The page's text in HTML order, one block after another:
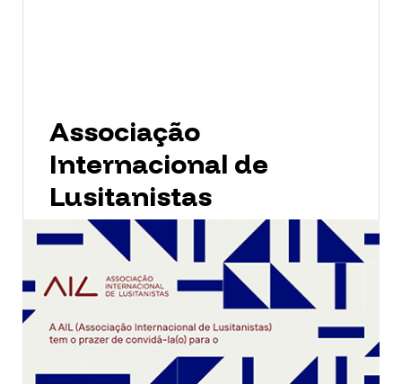
Associação
Internacional de
Lusitanistas